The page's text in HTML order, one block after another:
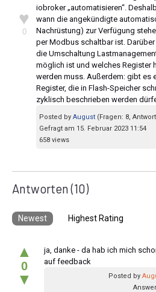
♥
0
iobroker „automatisieren“.
wann die angekündigte
Nachrüstung) zur Verfügung
per Modbus schaltbar ist.
die Umschaltung
möglich ist und welches Register
werden muss. Außerdem: gibt es
Register, die in Flash-Speicher
zyklisch beschrieben werden
Posted by August (Fragen: 8,
Gefragt am 15. Februar 2023 11:54
658 views
Antworten(10)
Newest Highest Rating
▲
0
▼
ja, danke - da hab ich mich
auf feedback
Posted by